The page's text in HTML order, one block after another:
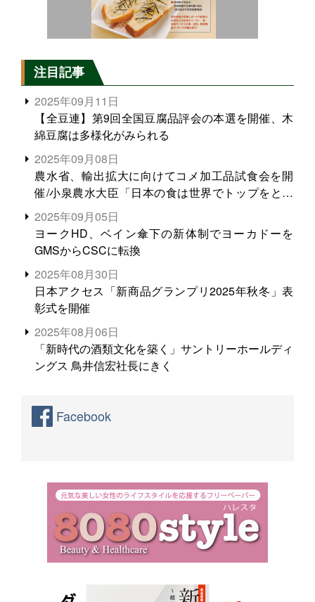
注目記事
2025年09月11日
【全豆連】第9回全国豆腐品評会の本選を開催、木
綿豆腐は多様化がみられる
2025年09月08日
農水省、輸出拡大に向けてコメ加工品試食会を開
催/小泉農水大臣「日本の食は世界でトップをとれ
る。米増産に向けて、米輸出需要の拡大を」
2025年09月05日
ヨークHD、ベイン傘下の新体制でヨーカドーを
GMSからCSCに転換
2025年08月30日
日本アクセス「新商品グランプリ2025年秋冬」表
彰式を開催
2025年08月06日
「新時代の酒類文化を築く」サントリーホールディ
ングス 鳥井信宏社長にきく
Facebook